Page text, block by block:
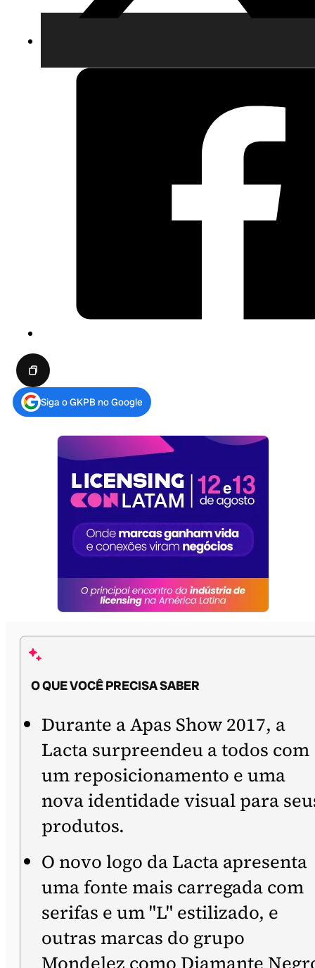
Siga o GKPB no Google
O QUE VOCÊ PRECISA SABER
Durante a Apas Show 2017, a
Lacta surpreendeu a todos com
um reposicionamento e uma
nova identidade visual para
produtos.
O novo logo da Lacta apresenta
uma fonte mais carregada com
serifas e um "L" estilizado, e
outras marcas do grupo